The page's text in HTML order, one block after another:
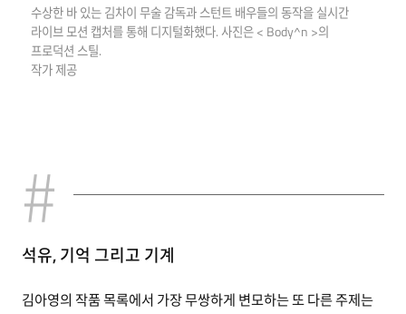
수상한 바 있는 김차이 무술 감독과 스턴트 배우들의 동작을 실시간
라이브 모션 캡처를 통해 디지털화했다. 사진은 < Body^n >의
프로덕션 스틸.
작가 제공
석유, 기억 그리고 기계
김아영의 작품 목록에서 가장 무쌍하게 변모하는 또 다른 주제는